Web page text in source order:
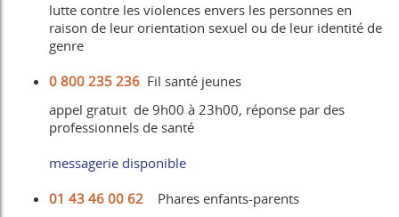
lutte contre les violences envers les personnes en
raison de leur orientation sexuel ou de leur identité de
genre
0 800 235 236 Fil santé jeunes
appel gratuit de 9h00 à 23h00, réponse par des
professionnels de santé
messagerie disponible
01 43 46 00 62
Phares enfants-parents